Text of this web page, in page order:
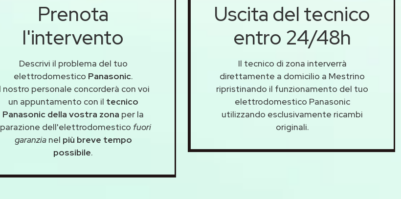
Prenota
l'intervento
Descrivi il problema del tuo
elettrodomestico Panasonic.
nostro personale concorderà con voi
un appuntamento con il tecnico
Panasonic della vostra zona per la
dell'elettrodomestico fuori
garanzianel più breve tempo
possibile.
Uscita del tecnico
entro 24/48h
Il tecnico di zona interverrà
direttamente a domicilio a Mestrino
ripristinando il funzionamento del tuo
elettrodomestico Panasonic
utilizzando esclusivamente ricambi
originali.